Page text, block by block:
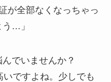
が全部なくなっちゃっ
…」
でいませんか？
ですよね。少しでも